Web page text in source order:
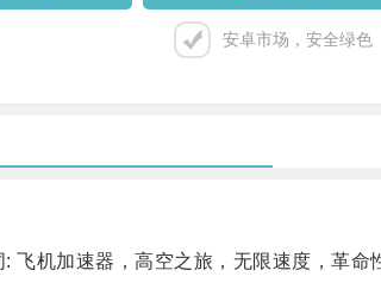
安卓市场，安全绿色
机加速器，高空之旅，无限速度，革命